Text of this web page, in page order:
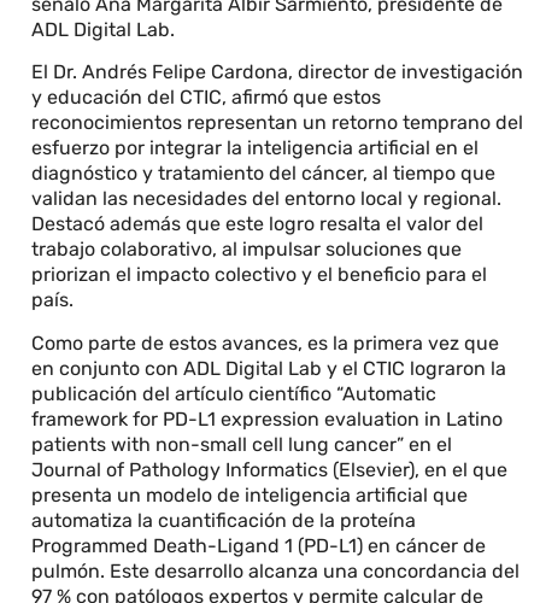
ADL Digital Lab.
El Dr. Andrés Felipe Cardona, director de investigación
y educación del CTIC, afirmó que estos
reconocimientos representan un retorno temprano del
esfuerzo por integrar la inteligencia artificial en el
diagnóstico y tratamiento del cáncer, al tiempo que
validan las necesidades del entorno local y regional.
Destacó además que este logro resalta el valor del
trabajo colaborativo, al impulsar soluciones que
priorizan el impacto colectivo y el beneficio para el
país.
Como parte de estos avances, es la primera vez que
en conjunto con ADL Digital Lab y el CTIC lograron la
publicación del artículo científico “Automatic
framework for PD-L1 expression evaluation in Latino
patients with non-small cell lung cancer” en el
Journal of Pathology Informatics (Elsevier), en el que
presenta un modelo de inteligencia artificial que
automatiza la cuantificación de la proteína
Programmed Death-Ligand 1 (PD-L1) en cáncer de
pulmón. Este desarrollo alcanza una concordancia del
97 % con patólogos expertos y permite calcular de